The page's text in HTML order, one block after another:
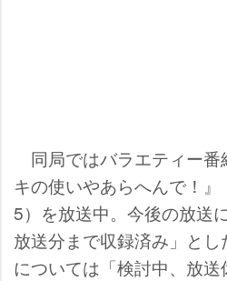
同局ではバラエティー番
キの使いやあらへんで！
5）を放送中。今後の放送
放送分まで収録済み」と
については「検討中、放